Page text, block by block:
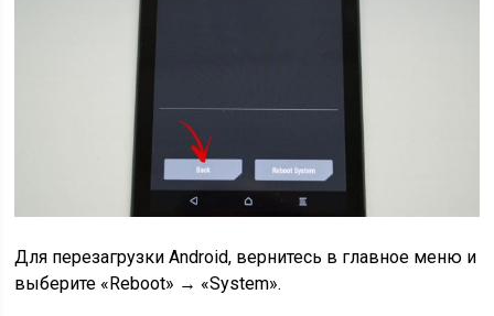
Для перезагрузки Android, вернитесь в главное меню и
выберите «Reboot» → «System».